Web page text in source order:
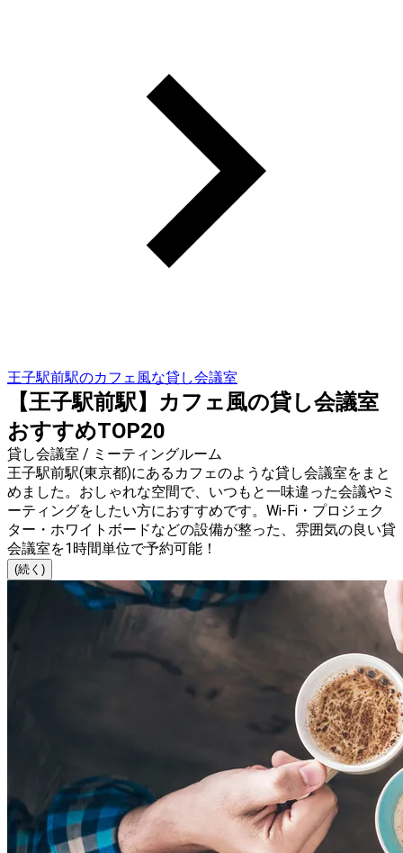
王子駅前駅のカフェ風な貸し会議室
【王子駅前駅】カフェ風の貸し会議室
おすすめTOP20
貸し会議室 / ミーティングルーム
王子駅前駅(東京都)にあるカフェのような貸し会議室をまと
めました。おしゃれな空間で、いつもと一味違った会議やミ
ーティングをしたい方におすすめです。Wi-Fi・プロジェク
ター・ホワイトボードなどの設備が整った、雰囲気の良い貸
会議室を1時間単位で予約可能！
(続く)